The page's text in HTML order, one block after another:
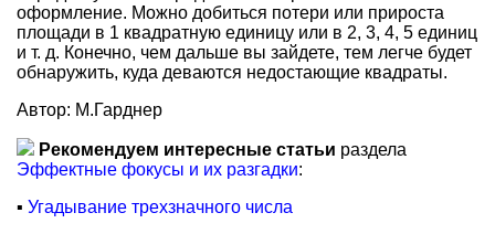
оформление. Можно добиться потери или прироста
площади в 1 квадратную единицу или в 2, 3, 4, 5 единиц
и т. д. Конечно, чем дальше вы зайдете, тем легче будет
обнаружить, куда деваются недостающие квадраты.
Автор: М.Гарднер
Рекомендуем интересные статьи раздела
Эффектные фокусы и их разгадки:
▪ Угадывание трехзначного числа